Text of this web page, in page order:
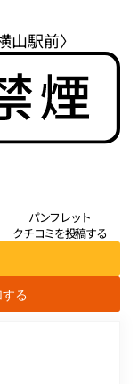
山駅前〉
パンフレット
クチコミを投稿する
る